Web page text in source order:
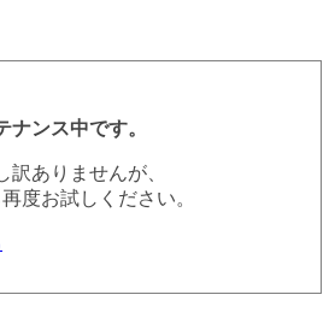
ンス中です。
訳ありませんが、
度お試しください。